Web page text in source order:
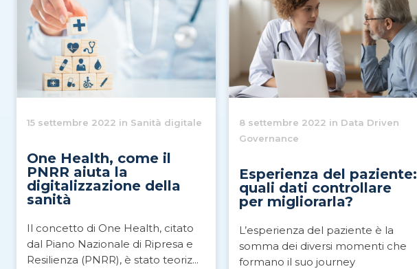
15 settembre 2022 in Sanità digitale
One Health, come il
PNRR aiuta la
digitalizzazione della
sanità
Il concetto di One Health, citato
dal Piano Nazionale di Ripresa e
Resilienza (PNRR), è stato teoriz...
8 settembre 2022 in Data Driven
Governance
Esperienza del paziente:
quali dati controllare
per migliorarla?
L’esperienza del paziente è la
somma dei diversi momenti che
formano il suo journey